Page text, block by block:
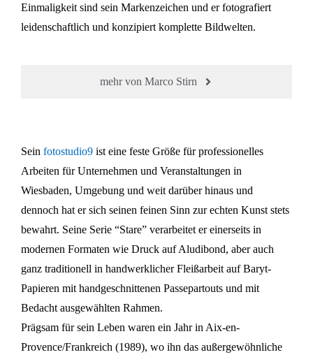
Einmaligkeit sind sein Markenzeichen und er fotografiert
leidenschaftlich und konzipiert komplette Bildwelten.
mehr von Marco Stirn
Sein fotostudio9 ist eine feste Größe für professionelles
Arbeiten für Unternehmen und Veranstaltungen in
Wiesbaden, Umgebung und weit darüber hinaus und
dennoch hat er sich seinen feinen Sinn zur echten Kunst stets
bewahrt. Seine Serie “Stare” verarbeitet er einerseits in
modernen Formaten wie Druck auf Aludibond, aber auch
ganz traditionell in handwerklicher Fleißarbeit auf Baryt-
Papieren mit handgeschnittenen Passepartouts und mit
Bedacht ausgewählten Rahmen.
Prägsam für sein Leben waren ein Jahr in Aix-en-
Provence/Frankreich (1989), wo ihn das außergewöhnliche